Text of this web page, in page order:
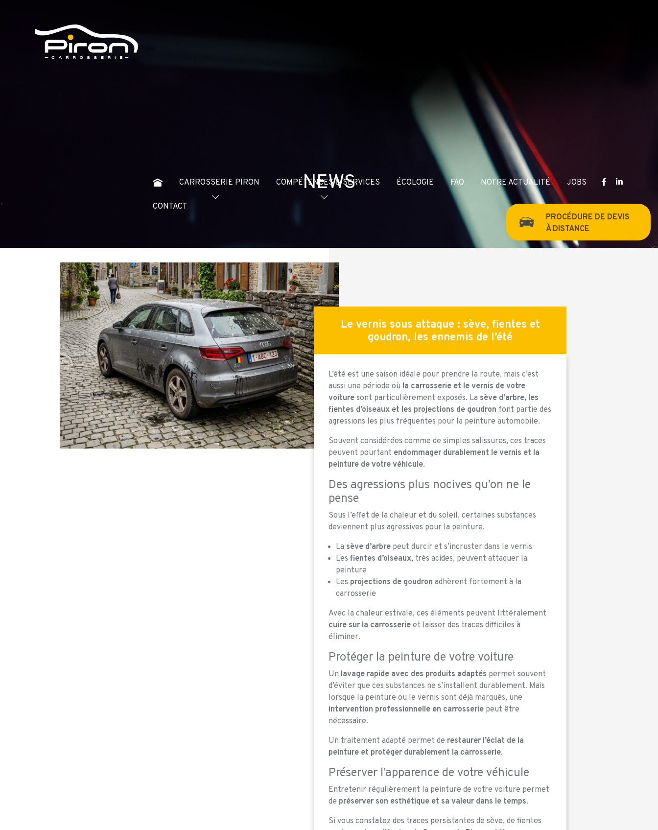
CARROSSERIE PIRON COMPÉTENCES & SERVICES ÉCOLOGIE FAQ NOTRE ACTUALITÉ JOBS
CONTACT
NEWS
PROCÉDURE DE DEVIS
À DISTANCE
Le vernis sous attaque : sève, fientes et
goudron, les ennemis de l’été
L’été est une saison idéale pour prendre la route, mais c’est
aussi une période où la carrosserie et le vernis de votre
voiture sont particulièrement exposés. La sève d’arbre, les
fientes d’oiseaux et les projections de goudron font partie des
agressions les plus fréquentes pour la peinture automobile.
Souvent considérées comme de simples salissures, ces traces
peuvent pourtant endommager durablement le vernis et la
peinture de votre véhicule.
Des agressions plus nocives qu’on ne le
pense
Sous l’effet de la chaleur et du soleil, certaines substances
deviennent plus agressives pour la peinture.
La sève d’arbre peut durcir et s’incruster dans le vernis
Les fientes d’oiseaux, très acides, peuvent attaquer la
peinture
Les projections de goudron adhèrent fortement à la
carrosserie
Avec la chaleur estivale, ces éléments peuvent littéralement
cuire sur la carrosserie et laisser des traces difficiles à
éliminer.
Protéger la peinture de votre voiture
Un lavage rapide avec des produits adaptés permet souvent
d’éviter que ces substances ne s’installent durablement. Mais
lorsque la peinture ou le vernis sont déjà marqués, une
intervention professionnelle en carrosserie peut être
nécessaire.
Un traitement adapté permet de restaurer l’éclat de la
peinture et protéger durablement la carrosserie.
Préserver l’apparence de votre véhicule
Entretenir régulièrement la peinture de votre voiture permet
de préserver son esthétique et sa valeur dans le temps.
Si vous constatez des traces persistantes de sève, de fientes